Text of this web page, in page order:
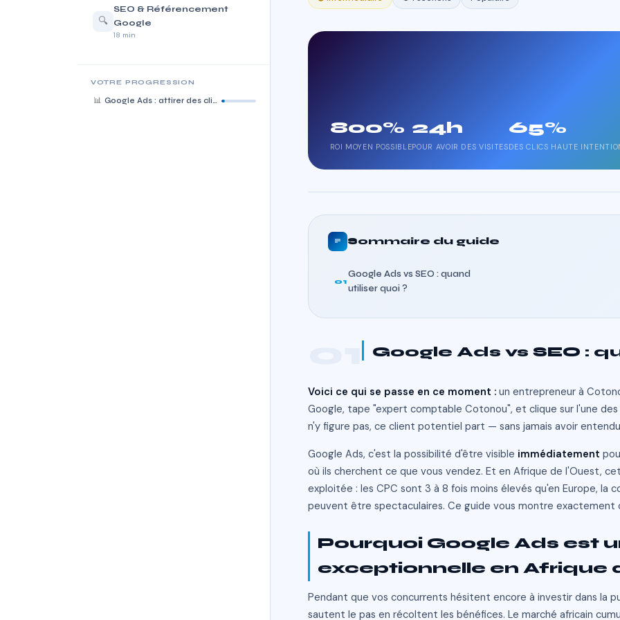
🔍
SEO & Référencement
Google
18 min
VOTRE PROGRESSION
📊 Google Ads : attirer des clients dès aujourd'hui
800%
ROI MOYEN POSSIBLE
24h
POUR AVOIR DES VISITES
65%
DES CLICS HAUTE
Sommaire du guide
01
Google Ads vs SEO : quand
utiliser quoi ?
Google Ads vs SEO :
Voici ce qui se passe en ce moment : un entrepreneur à
Google, tape "expert comptable Cotonou", et clique sur l'une
n'y figure pas, ce client potentiel part — sans jamais avoir
Google Ads, c'est la possibilité d'être visible immédiatement
où ils cherchent ce que vous vendez. Et en Afrique de l'Ouest,
exploitée : les CPC sont 3 à 8 fois moins élevés qu'en Europe, la
peuvent être spectaculaires. Ce guide vous montre exactement
Pourquoi Google Ads est
exceptionnelle en Afrique
Pendant que vos concurrents hésitent encore à investir dans la
sautent le pas en récoltent les bénéfices. Le marché africain